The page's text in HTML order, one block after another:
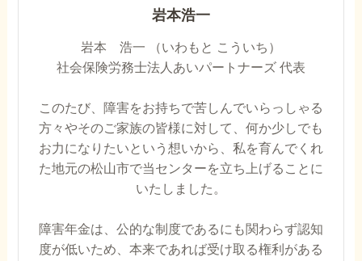
岩本浩一
岩本 浩一 （いわもと こういち）
社会保険労務士法人あいパートナーズ 代表
このたび、障害をお持ちで苦しんでいらっしゃる
方々やそのご家族の皆様に対して、何か少しでも
お力になりたいという想いから、私を育んでくれ
た地元の松山市で当センターを立ち上げることに
いたしました。
障害年金は、公的な制度であるにも関わらず認知
度が低いため、本来であれば受け取る権利がある